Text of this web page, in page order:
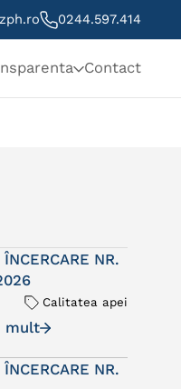
0244.597.414
Contact
ÎNCERCARE NR.
Calitatea apei
mult
ÎNCERCARE NR.